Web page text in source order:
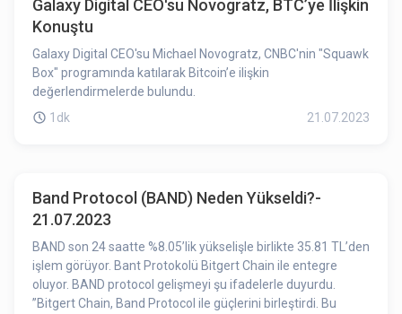
Galaxy Digital CEO'su Novogratz, BTC’ye İlişkin
Konuştu
Galaxy Digital CEO'su Michael Novogratz, CNBC'nin "Squawk
Box" programında katılarak Bitcoin’e ilişkin
değerlendirmelerde bulundu.
1dk
21.07.2023
Band Protocol (BAND) Neden Yükseldi?-
21.07.2023
BAND son 24 saatte %8.05’lik yükselişle birlikte 35.81 TL’den
işlem görüyor. Bant Protokolü Bitgert Chain ile entegre
oluyor. BAND protocol gelişmeyi şu ifadelerle duyurdu.
”Bitgert Chain, Band Protocol ile güçlerini birleştirdi. Bu